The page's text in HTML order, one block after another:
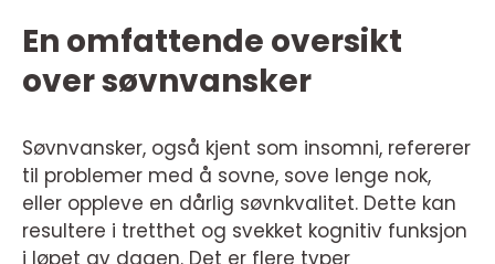
En omfattende oversikt
over søvnvansker
Søvnvansker, også kjent som insomni, refererer
til problemer med å sovne, sove lenge nok,
eller oppleve en dårlig søvnkvalitet. Dette kan
resultere i tretthet og svekket kognitiv funksjon
i løpet av dagen. Det er flere typer